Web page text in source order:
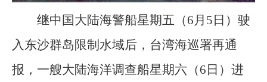
继中国大陆海警船星期五（6月5日）驶
入东沙群岛限制水域后，台湾海巡署再通
报，一艘大陆海洋调查船星期六（6日）进